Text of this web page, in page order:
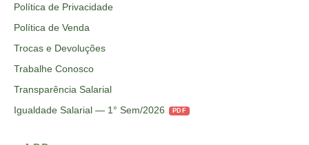
Política de Privacidade
Política de Venda
Trocas e Devoluções
Trabalhe Conosco
Transparência Salarial
Igualdade Salarial — 1° Sem/2026
PDF